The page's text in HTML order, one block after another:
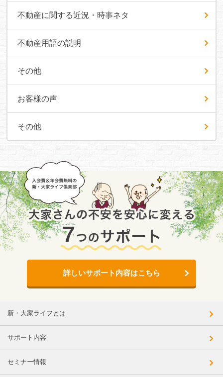
不動産に関する近況・時事ネタ
不動産用語の説明
その他
お客様の声
その他
詳しいサポート内容はこちら
新・大家ライフとは
サポート内容
セミナー情報